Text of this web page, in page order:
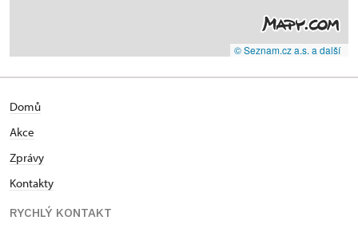
© Seznam.cz a.s. a další
Domů
Akce
Zprávy
Kontakty
RYCHLÝ KONTAKT